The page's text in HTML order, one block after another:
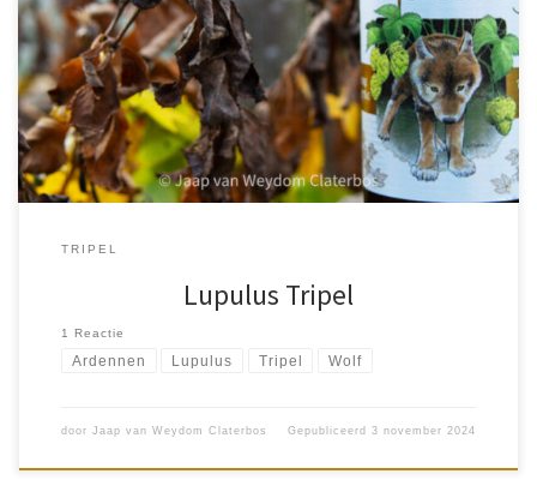
Na wikken en wegen werd het de Lupulus Tripel, ook wel Blonde
genoemd, die ik uit de klimaatkoelkast pakte. Brouwerij Lupulus is
een familiebrouwerij, die zich onderscheidt door vast te […]
TRIPEL
Lupulus Tripel
1 Reactie
Ardennen Lupulus Tripel Wolf
door Jaap van Weydom Claterbos Gepubliceerd3 november 2024